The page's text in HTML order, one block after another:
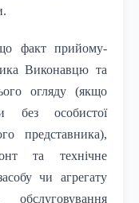
факт прийому-
Виконавцю та
огляду (якщо
без особистої
представника),
та технічне
чи агрегату